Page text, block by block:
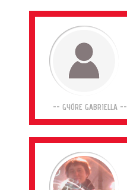
-- GYÖRE GABRIELLA --